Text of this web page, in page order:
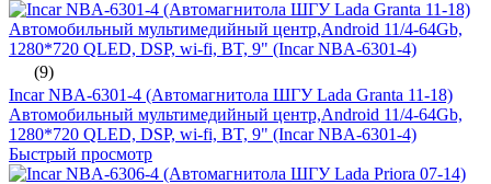
(9)
Incar NBA-6301-4 (Автомагнитола ШГУ Lada Granta 11-18)
Автомобильный мультимедийный центр,Android 11/4-64Gb,
1280*720 QLED, DSP, wi-fi, BT, 9" (Incar NBA-6301-4)
Быстрый просмотр